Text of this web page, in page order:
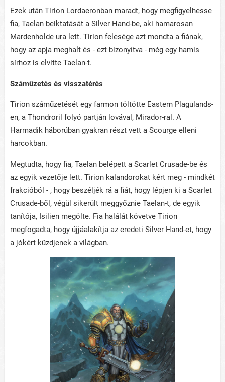
Ezek után Tirion Lordaeronban maradt, hogy megfigyelhesse
fia, Taelan beiktatását a Silver Hand-be, aki hamarosan
Mardenholde ura lett. Tirion felesége azt mondta a fiának,
hogy az apja meghalt és - ezt bizonyítva - még egy hamis
sírhoz is elvitte Taelan-t.
Száműzetés és visszatérés
Tirion száműzetését egy farmon töltötte Eastern Plagulands-
en, a Thondroril folyó partján lovával, Mirador-ral. A
Harmadik háborúban gyakran részt vett a Scourge elleni
harcokban.
Megtudta, hogy fia, Taelan belépett a Scarlet Crusade-be és
az egyik vezetője lett. Tirion kalandorokat kért meg - mindkét
frakcióból - , hogy beszéljék rá a fiát, hogy lépjen ki a Scarlet
Crusade-ből, végül sikerült meggyőznie Taelan-t, de egyik
tanítója, Isilien megölte. Fia halálát követve Tirion
megfogadta, hogy újjáalakítja az eredeti Silver Hand-et, hogy
a jókért küzdjenek a világban.